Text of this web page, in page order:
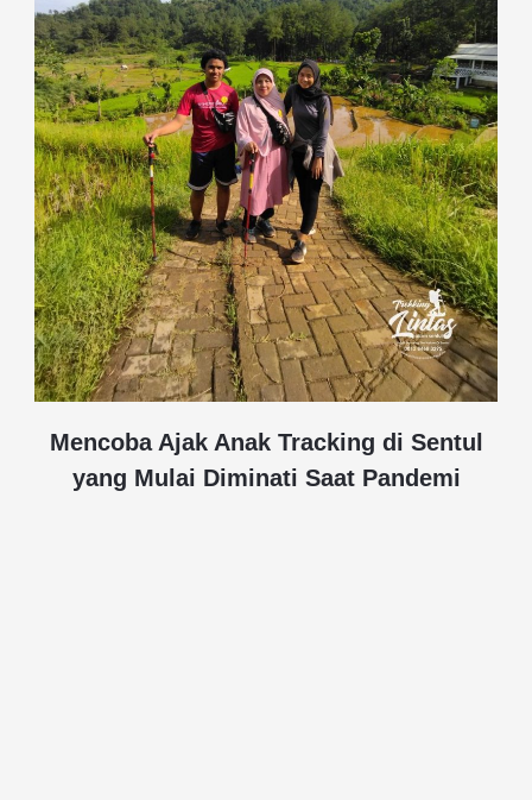
Mencoba Ajak Anak Tracking di Sentul
yang Mulai Diminati Saat Pandemi